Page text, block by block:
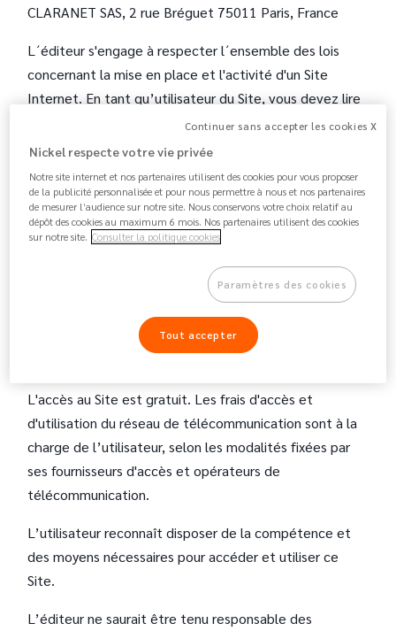
CLARANET SAS, 2 rue Bréguet 75011 Paris, France
L´éditeur s'engage à respecter l´ensemble des lois
concernant la mise en place et l'activité d'un Site
Internet. En tant qu’utilisateur du Site, vous devez lire
attentivement les présentes dispositions et l’accès au
Site vaudra acceptation de celles-ci.
FPE attire l'attention des usagers de son Site
sur les points ci-après :
L'utilisateur de ce Site reconnaît disposer de la
compétence et des moyens nécessaires pour accéder
L'accès au Site est gratuit. Les frais d'accès et
d'utilisation du réseau de télécommunication sont à la
charge de l’utilisateur, selon les modalités fixées par
ses fournisseurs d'accès et opérateurs de
télécommunication.
L’utilisateur reconnaît disposer de la compétence et
des moyens nécessaires pour accéder et utiliser ce
Site.
L’éditeur ne saurait être tenu responsable des
Continuer sans accepter les cookies X
Nickel respecte votre vie privée
Notre site internet et nos partenaires utilisent des cookies pour vous proposer
de la publicité personnalisée et pour nous permettre à nous et nos partenaires
de mesurer l’audience sur notre site. Nous conservons votre choix relatif au
dépôt des cookies au maximum 6 mois. Nos partenaires utilisent des cookies
sur notre site. Consulter la politique cookies
Paramètres des cookies
Tout accepter